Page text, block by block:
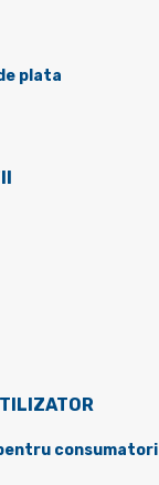
plata
consumatori